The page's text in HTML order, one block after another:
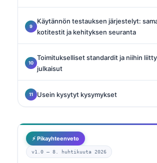
Käytännön testauksen järjestelyt:
kotitestit ja kehityksen seuranta
Toimitukselliset standardit ja niihin
julkaisut
Usein kysytyt kysymykset
⚡ Pikayhteenveto
v1.0 — 8. huhtikuuta 2026